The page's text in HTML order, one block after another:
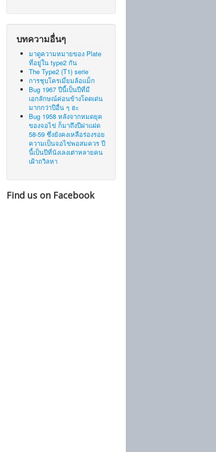
บทความอื่นๆ
มาดูความหมายของ Plate
ที่อยู่ใน type2 กัน
The Type2 (T1) serie
การชุบโครเมี่ยมล้อแม็ก
Bug 1967 ปีนี้เป็นปีที่มี
เอกลักษณ์ค่อนข้างโดดเด่น
มากกว่าปีอื่น ๆ ฮะ
Bug 1958 หลังจากหมดยุค
ของจอไข่ ก็มาถึงปีฝาแฝด
58-59 ซึ่งยังคงเหลือร่องรอย
ความเป็นจอไข่พอสมควร ปี
นี้เป็นปีที่นังเลงเต่าหลายคน
เฝ้าถวิลหา
Find us on Facebook